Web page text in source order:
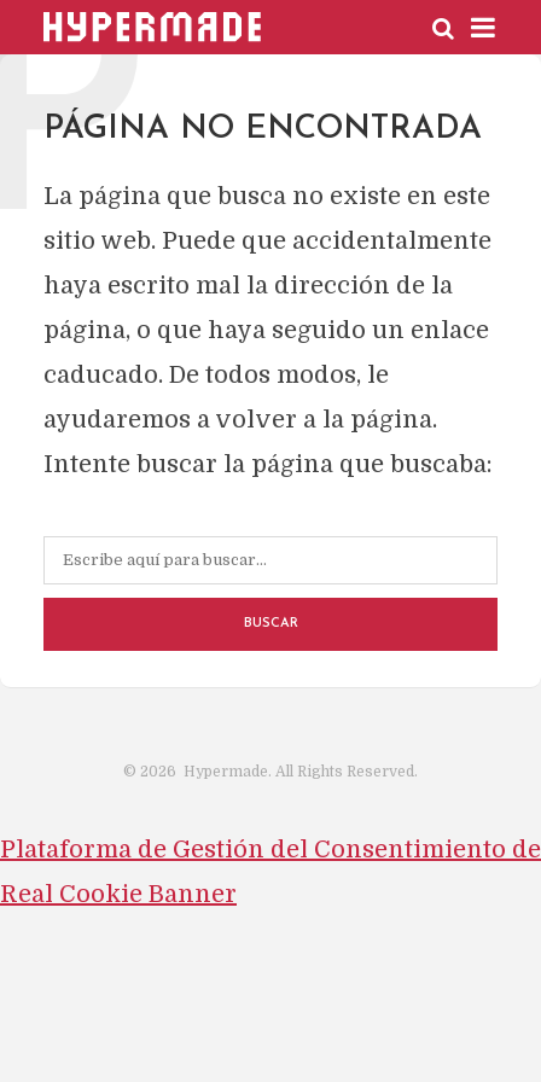
HYPERMADE
PÁGINA NO ENCONTRADA
La página que busca no existe en este
sitio web. Puede que accidentalmente
haya escrito mal la dirección de la
página, o que haya seguido un enlace
caducado. De todos modos, le
ayudaremos a volver a la página.
Intente buscar la página que buscaba:
BUSCAR
© 2026 Hypermade. All Rights Reserved.
Plataforma de Gestión del Consentimiento de
Real Cookie Banner